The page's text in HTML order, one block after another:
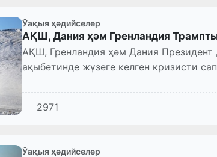
Ўақыя ҳәдийселер
АҚШ, Дания ҳәм Гренландия
АҚШ, Гренландия ҳәм Дания Президент
ақыбетинде жүзеге келген кризисти
2971
Ўақыя ҳәдийселер